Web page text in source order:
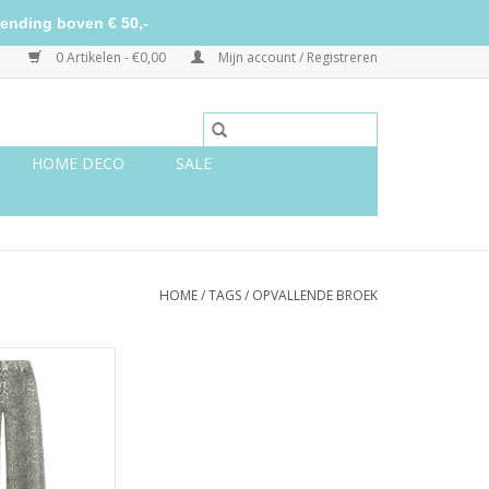
0 Artikelen - €0,00 Mijn account / Registreren
HOME DECO SALE
HOME/TAGS/ OPVALLENDE BROEK
- extra
boven € 50,-